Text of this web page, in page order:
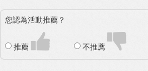
您認為活動推薦？
推薦 不推薦